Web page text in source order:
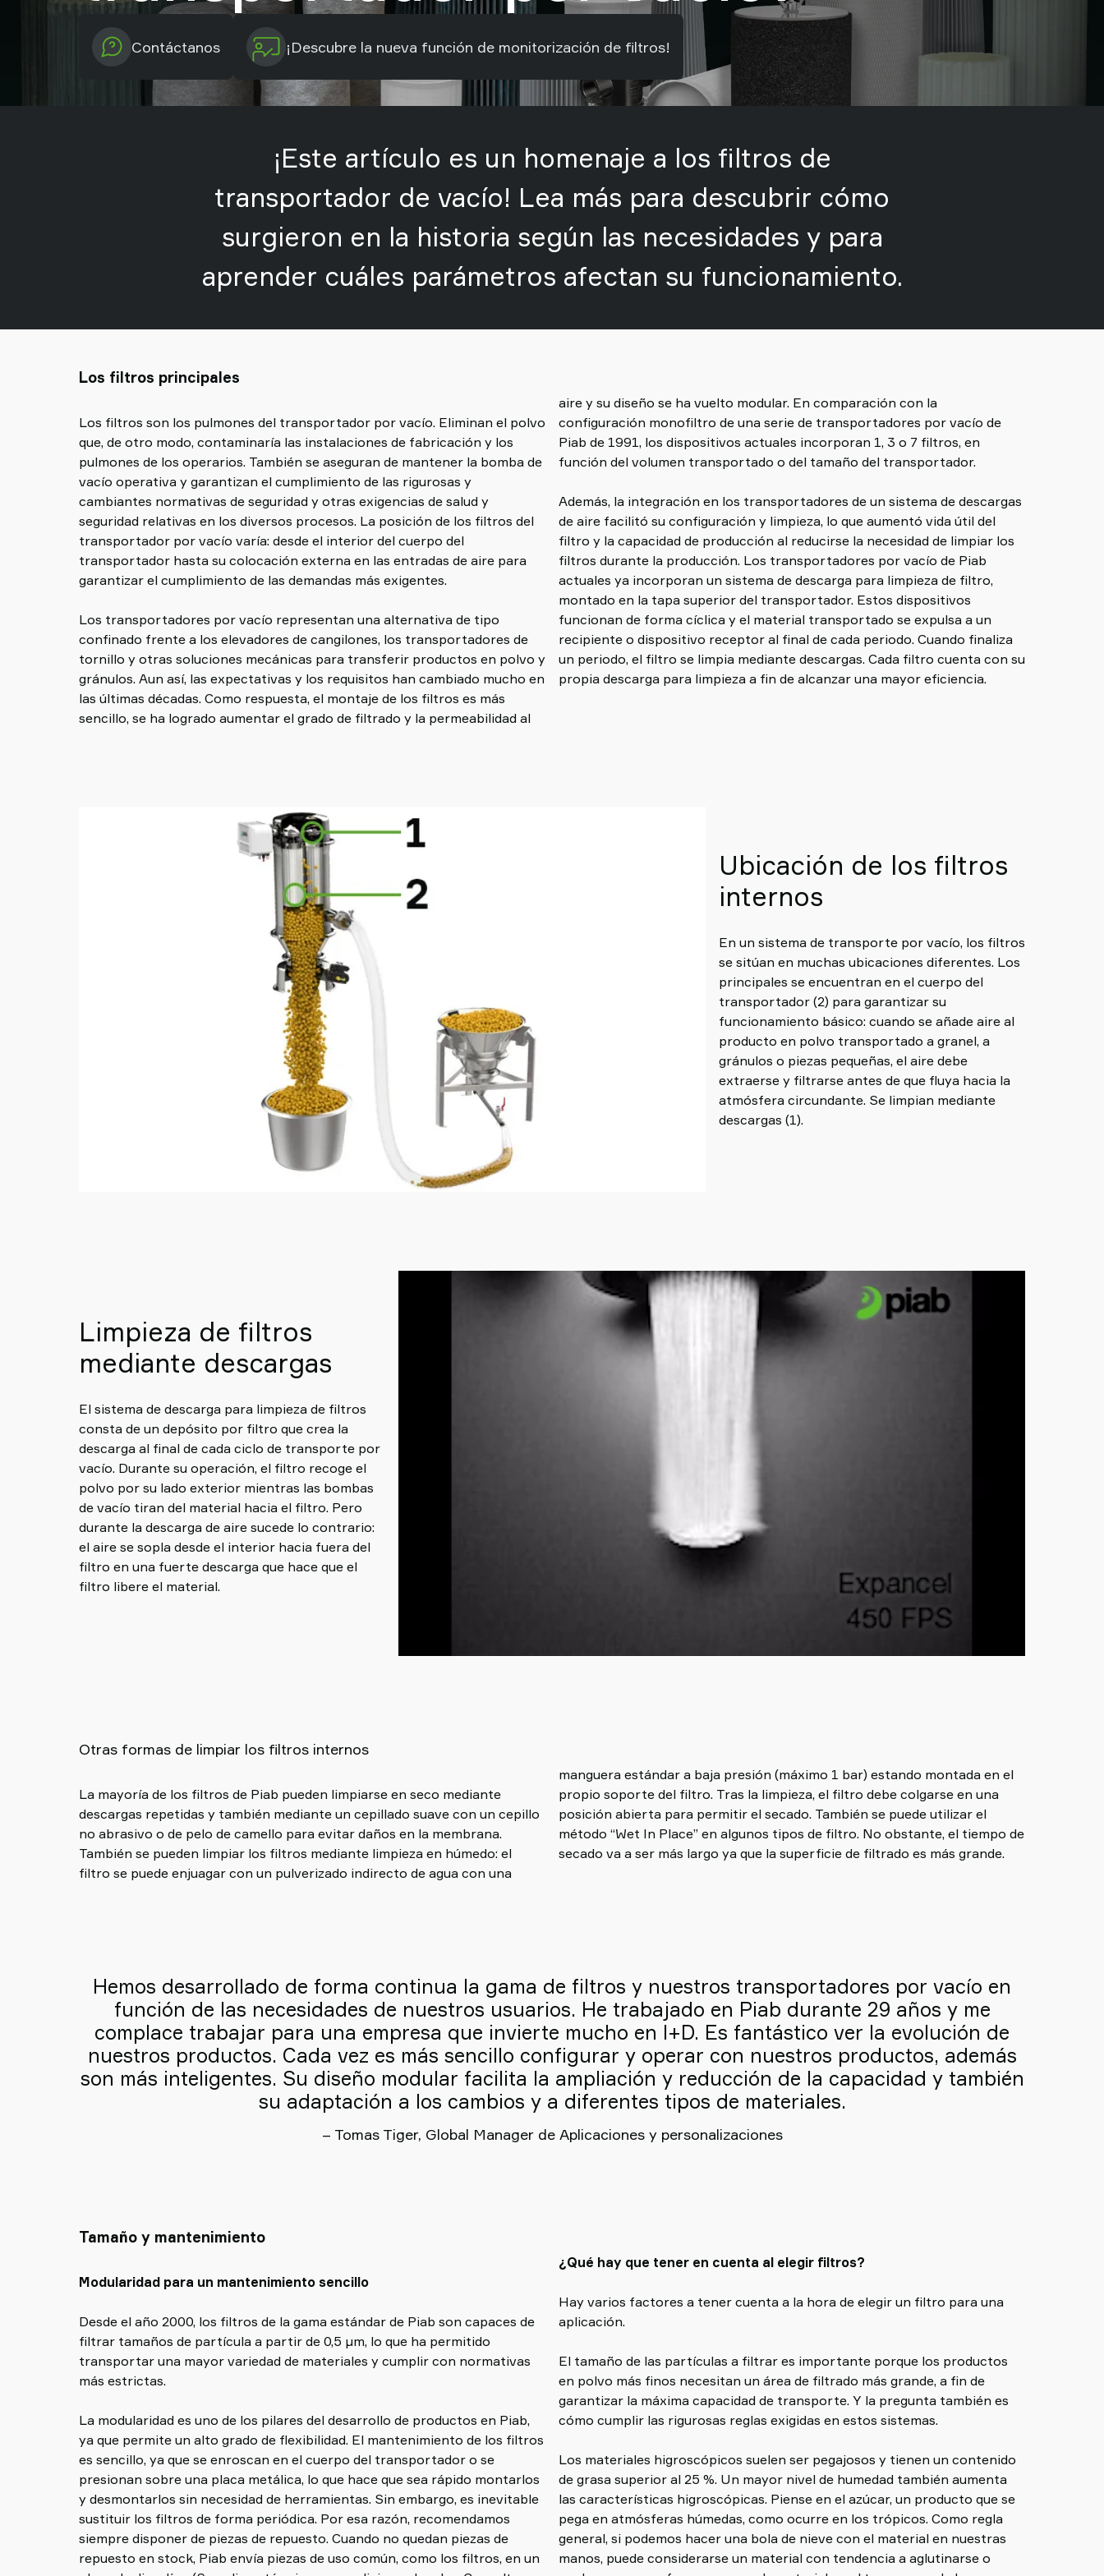
Contáctanos ¡Descubre la nueva función de monitorización de filtros!
¡Este artículo es un homenaje a los filtros de
transportador de vacío! Lea más para descubrir cómo
surgieron en la historia según las necesidades y para
aprender cuáles parámetros afectan su funcionamiento.
Los filtros principales
Los filtros son los pulmones del transportador por vacío. Eliminan el polvo
que, de otro modo, contaminaría las instalaciones de fabricación y los
pulmones de los operarios. También se aseguran de mantener la bomba de
vacío operativa y garantizan el cumplimiento de las rigurosas y
cambiantes normativas de seguridad y otras exigencias de salud y
seguridad relativas en los diversos procesos. La posición de los filtros del
transportador por vacío varía: desde el interior del cuerpo del
transportador hasta su colocación externa en las entradas de aire para
garantizar el cumplimiento de las demandas más exigentes.
Los transportadores por vacío representan una alternativa de tipo
confinado frente a los elevadores de cangilones, los transportadores de
tornillo y otras soluciones mecánicas para transferir productos en polvo y
gránulos. Aun así, las expectativas y los requisitos han cambiado mucho en
las últimas décadas. Como respuesta, el montaje de los filtros es más
sencillo, se ha logrado aumentar el grado de filtrado y la permeabilidad al
aire y su diseño se ha vuelto modular. En comparación con la
configuración monofiltro de una serie de transportadores por vacío de
Piab de 1991, los dispositivos actuales incorporan 1, 3 o 7 filtros, en
función del volumen transportado o del tamaño del transportador.
Además, la integración en los transportadores de un sistema de descargas
de aire facilitó su configuración y limpieza, lo que aumentó vida útil del
filtro y la capacidad de producción al reducirse la necesidad de limpiar los
filtros durante la producción. Los transportadores por vacío de Piab
actuales ya incorporan un sistema de descarga para limpieza de filtro,
montado en la tapa superior del transportador. Estos dispositivos
funcionan de forma cíclica y el material transportado se expulsa a un
recipiente o dispositivo receptor al final de cada periodo. Cuando finaliza
un periodo, el filtro se limpia mediante descargas. Cada filtro cuenta con su
propia descarga para limpieza a fin de alcanzar una mayor eficiencia.
Ubicación de los filtros
internos
En un sistema de transporte por vacío, los filtros
se sitúan en muchas ubicaciones diferentes. Los
principales se encuentran en el cuerpo del
transportador (2) para garantizar su
funcionamiento básico: cuando se añade aire al
producto en polvo transportado a granel, a
gránulos o piezas pequeñas, el aire debe
extraerse y filtrarse antes de que fluya hacia la
atmósfera circundante. Se limpian mediante
descargas (1).
Limpieza de filtros
mediante descargas
El sistema de descarga para limpieza de filtros
consta de un depósito por filtro que crea la
descarga al final de cada ciclo de transporte por
vacío. Durante su operación, el filtro recoge el
polvo por su lado exterior mientras las bombas
de vacío tiran del material hacia el filtro. Pero
durante la descarga de aire sucede lo contrario:
el aire se sopla desde el interior hacia fuera del
filtro en una fuerte descarga que hace que el
filtro libere el material.
Otras formas de limpiar los filtros internos
La mayoría de los filtros de Piab pueden limpiarse en seco mediante
descargas repetidas y también mediante un cepillado suave con un cepillo
no abrasivo o de pelo de camello para evitar daños en la membrana.
También se pueden limpiar los filtros mediante limpieza en húmedo: el
filtro se puede enjuagar con un pulverizado indirecto de agua con una
manguera estándar a baja presión (máximo 1 bar) estando montada en el
propio soporte del filtro. Tras la limpieza, el filtro debe colgarse en una
posición abierta para permitir el secado. También se puede utilizar el
método “Wet In Place” en algunos tipos de filtro. No obstante, el tiempo de
secado va a ser más largo ya que la superficie de filtrado es más grande.
Hemos desarrollado de forma continua la gama de filtros y nuestros transportadores por vacío en
función de las necesidades de nuestros usuarios. He trabajado en Piab durante 29 años y me
complace trabajar para una empresa que invierte mucho en I+D. Es fantástico ver la evolución de
nuestros productos. Cada vez es más sencillo configurar y operar con nuestros productos, además
son más inteligentes. Su diseño modular facilita la ampliación y reducción de la capacidad y también
su adaptación a los cambios y a diferentes tipos de materiales.
– Tomas Tiger, Global Manager de Aplicaciones y personalizaciones
Tamaño y mantenimiento
Modularidad para un mantenimiento sencillo
Desde el año 2000, los filtros de la gama estándar de Piab son capaces de
filtrar tamaños de partícula a partir de 0,5 µm, lo que ha permitido
transportar una mayor variedad de materiales y cumplir con normativas
más estrictas.
La modularidad es uno de los pilares del desarrollo de productos en Piab,
ya que permite un alto grado de flexibilidad. El mantenimiento de los filtros
es sencillo, ya que se enroscan en el cuerpo del transportador o se
presionan sobre una placa metálica, lo que hace que sea rápido montarlos
y desmontarlos sin necesidad de herramientas. Sin embargo, es inevitable
sustituir los filtros de forma periódica. Por esa razón, recomendamos
siempre disponer de piezas de repuesto. Cuando no quedan piezas de
repuesto en stock, Piab envía piezas de uso común, como los filtros, en un
¿Qué hay que tener en cuenta al elegir filtros?
Hay varios factores a tener cuenta a la hora de elegir un filtro para una
aplicación.
El tamaño de las partículas a filtrar es importante porque los productos
en polvo más finos necesitan un área de filtrado más grande, a fin de
garantizar la máxima capacidad de transporte. Y la pregunta también es
cómo cumplir las rigurosas reglas exigidas en estos sistemas.
Los materiales higroscópicos suelen ser pegajosos y tienen un contenido
de grasa superior al 25 %. Un mayor nivel de humedad también aumenta
las características higroscópicas. Piense en el azúcar, un producto que se
pega en atmósferas húmedas, como ocurre en los trópicos. Como regla
general, si podemos hacer una bola de nieve con el material en nuestras
manos, puede considerarse un material con tendencia a aglutinarse o